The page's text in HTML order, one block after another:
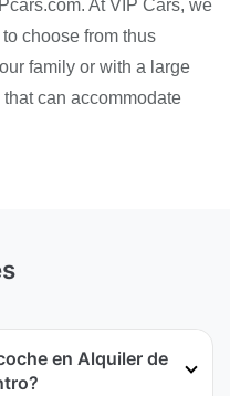
At VIP Cars, we
choose from thus
family or with a large
can accommodate
en Alquiler de